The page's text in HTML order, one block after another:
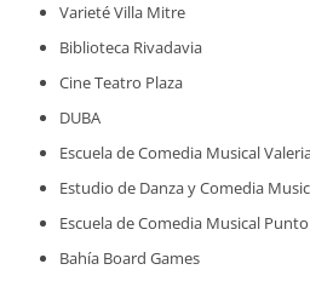
Varieté Villa Mitre
Biblioteca Rivadavia
Cine Teatro Plaza
DUBA
Escuela de Comedia Musical
Estudio de Danza y Comedia
Escuela de Comedia Musical
Bahía Board Games